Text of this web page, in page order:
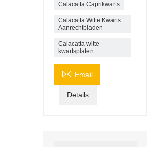
Calacatta Caprikwarts
Calacatta Witte Kwarts
Aanrechtbladen
Calacatta witte
kwartsplaten
 Email
Details